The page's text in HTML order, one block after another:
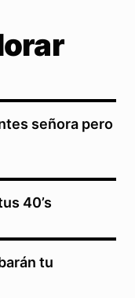
señora pero
40’s
tu